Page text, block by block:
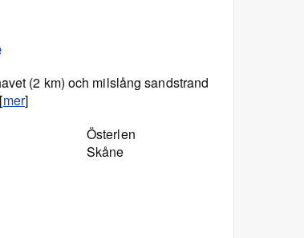
(2 km) och milslång sandstrand
mer]
Österlen
Skåne